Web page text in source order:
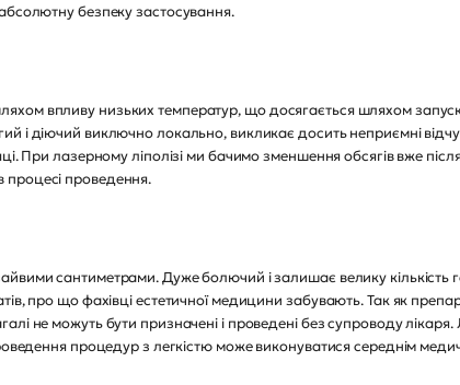
безпеку застосування.
впливу низьких температур, що досягається шляхом
і діючий виключно локально, викликає досить неприємні
При лазерному ліполізі ми бачимо зменшення обсягів вже
проведення.
сантиметрами. Дуже болючий і залишає велику кількість
про що фахівці естетичної медицини забувають. Так як
не можуть бути призначені і проведені без супроводу
процедур з легкістю може виконуватися середнім